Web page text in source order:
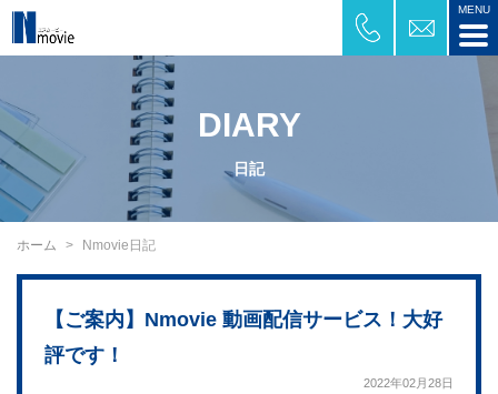
DIARY
日記
ホーム Nmovie日記
【ご案内】Nmovie 動画配信サービス！大好
評です！
2022年02月28日